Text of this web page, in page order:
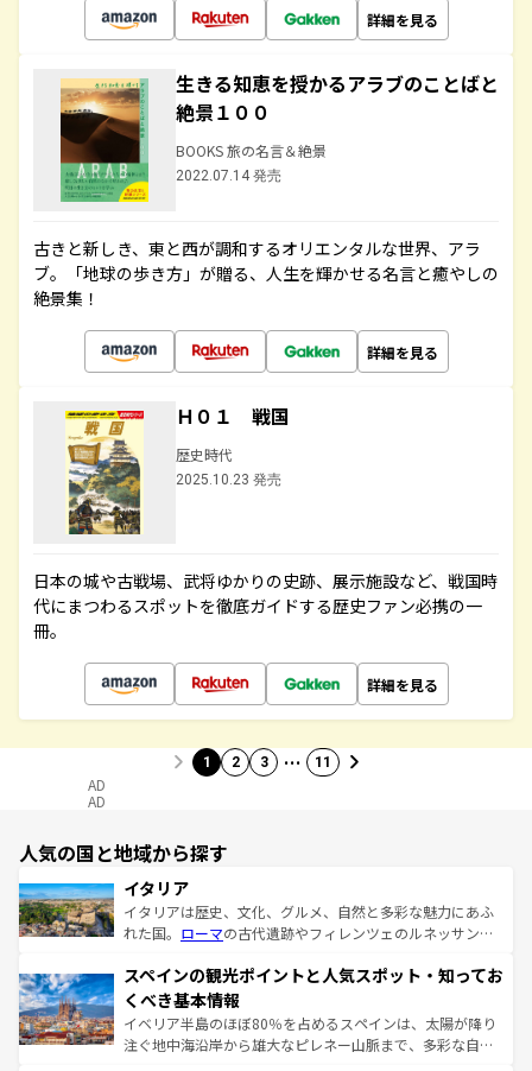
詳細を見る
生きる知恵を授かるアラブのことばと
絶景１００
BOOKS 旅の名言＆絶景
2022.07.14 発売
古きと新しき、東と西が調和するオリエンタルな世界、アラ
ブ。「地球の歩き方」が贈る、人生を輝かせる名言と癒やしの
絶景集！
詳細を見る
Ｈ０１ 戦国
歴史時代
2025.10.23 発売
日本の城や古戦場、武将ゆかりの史跡、展示施設など、戦国時
代にまつわるスポットを徹底ガイドする歴史ファン必携の一
冊。
詳細を見る
1 2 3 … 11
AD
AD
人気の国と地域から探す
イタリア
イタリアは歴史、文化、グルメ、自然と多彩な魅力にあふ
れた国。 ローマの古代遺跡やフィレンツェのルネッサンス
ろん、トスカーナの美しい田園風景やアマルフィ海岸の絶
景など、自然景観も見逃せない。観光の合間には、本場の
ピザやパスタなど、絶品のイタリア料理を堪能することも
できる。朝目覚めてから夜眠るまで、すべての瞬間を楽し
スペインの観光ポイントと人気スポット・知ってお
くべき基本情報
イベリア半島のほぼ80％を占めるスペインは、太陽が降り
注ぐ地中海沿岸から雄大なピレネー山脈まで、多彩な自然